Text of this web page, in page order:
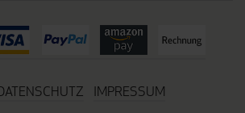
IMPRESSUM